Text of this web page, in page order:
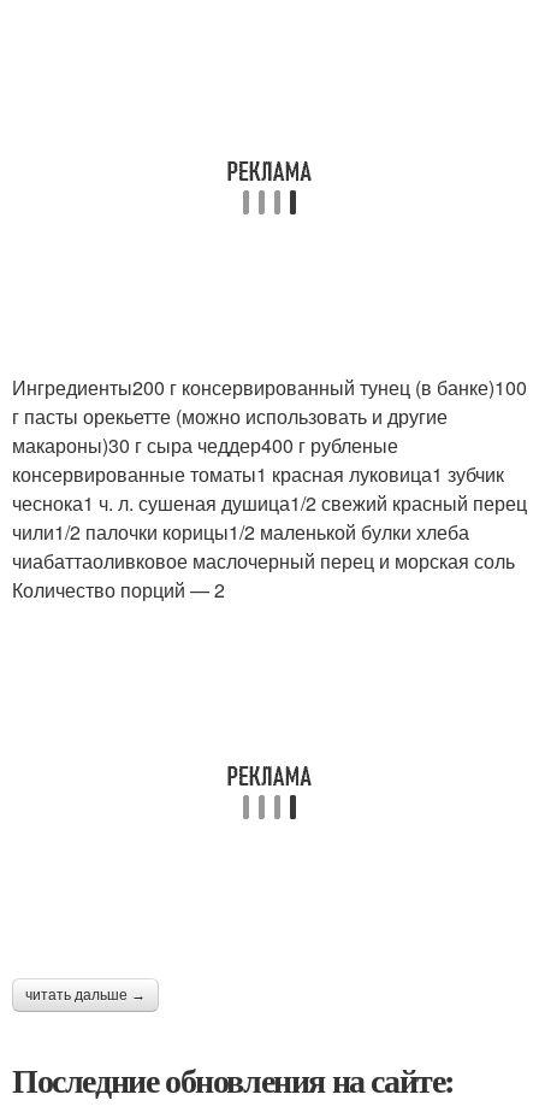
Ингредиенты200 г консервированный тунец (в банке)100
г пасты орекьетте (можно использовать и другие
макароны)30 г сыра чеддер400 г рубленые
консервированные томаты1 красная луковица1 зубчик
чеснока1 ч. л. сушеная душица1/2 свежий красный перец
чили1/2 палочки корицы1/2 маленькой булки хлеба
чиабаттаоливковое маслочерный перец и морская соль
Количество порций — 2
читать дальше →
Последние обновления на сайте: